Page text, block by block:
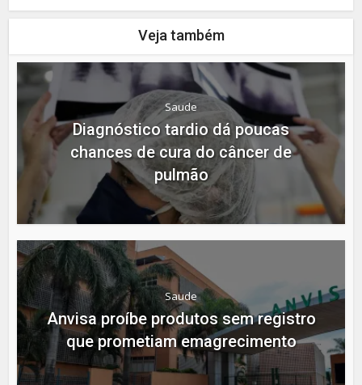
Veja também
Saude
Diagnóstico tardio dá poucas
chances de cura do câncer de
pulmão
Saude
Anvisa proíbe produtos sem registro
que prometiam emagrecimento